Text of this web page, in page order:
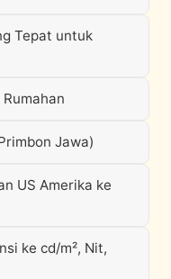
Tepat untuk
Jawa)
US Amerika ke
ke cd/m², Nit,